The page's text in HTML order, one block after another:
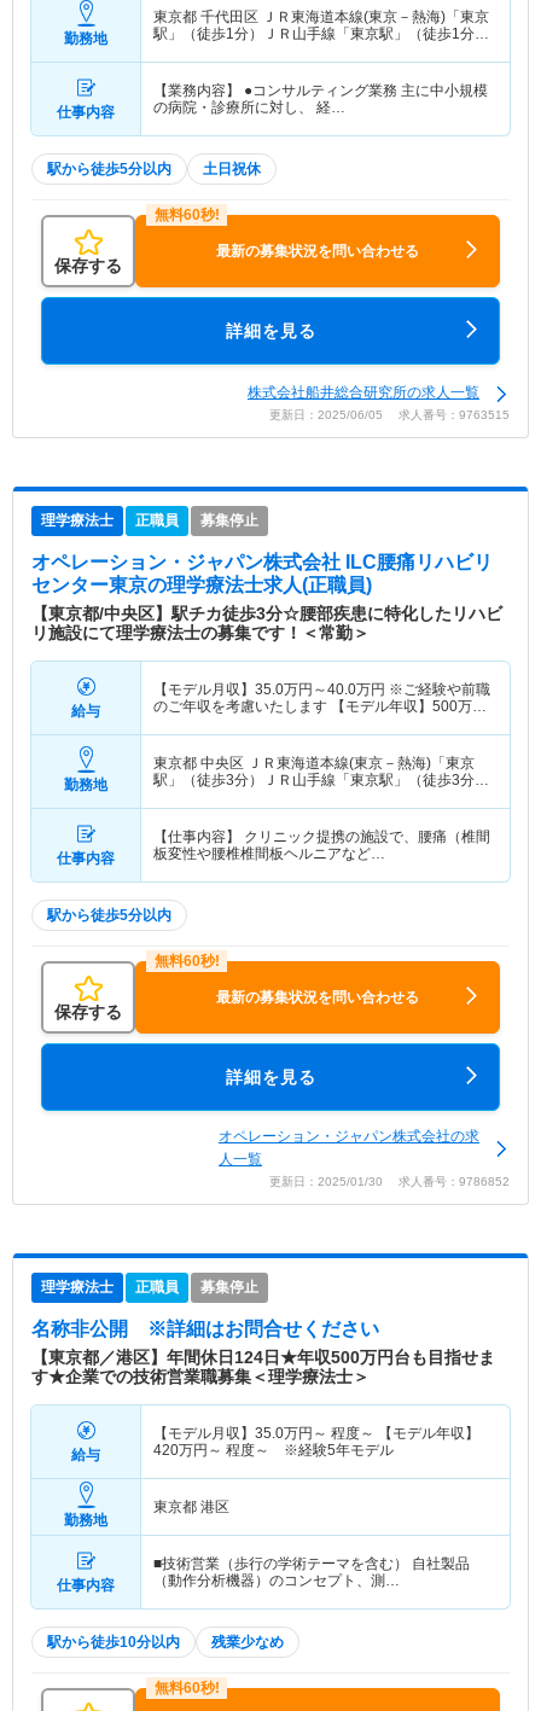
勤務地
東京都 千代田区 ＪＲ東海道本線(東京－熱海)「東京
駅」（徒歩1分）ＪＲ山手線「東京駅」（徒歩1分）
仕事内容
【業務内容】 ●コンサルティング業務 主に中小規模
の病院・診療所に対し、 経…
駅から徒歩5分以内 土日祝休
保存する
最新の募集状況を問い合わせる
詳細を見る
株式会社船井総合研究所の求人一覧
更新日：2025/06/05 求人番号：9763515
理学療法士 正職員 募集停止
オペレーション・ジャパン株式会社 ILC腰痛リハビリ
センター東京の理学療法士求人(正職員)
【東京都/中央区】駅チカ徒歩3分☆腰部疾患に特化したリハビ
リ施設にて理学療法士の募集です！＜常勤＞
給与
【モデル月収】 35.0万円～40.0万円 ※ご経験や前職
のご年収を考慮いたします 【モデル年収】 500万円
勤務地
東京都 中央区 ＪＲ東海道本線(東京－熱海)「東京
駅」（徒歩3分）ＪＲ山手線「東京駅」（徒歩3分）
仕事内容
【仕事内容】 クリニック提携の施設で、腰痛（椎間
板変性や腰椎椎間板ヘルニアなど…
駅から徒歩5分以内
保存する
最新の募集状況を問い合わせる
詳細を見る
オペレーション・ジャパン株式会社の求
人一覧
更新日：2025/01/30 求人番号：9786852
理学療法士 正職員 募集停止
名称非公開 ※詳細はお問合せください
【東京都／港区】年間休日124日★年収500万円台も目指せま
す★企業での技術営業職募集＜理学療法士＞
給与
【モデル月収】 35.0万円～ 程度～ 【モデル年収】
420万円～ 程度～ ※経験5年モデル
勤務地
東京都 港区
仕事内容
■技術営業（歩行の学術テーマを含む） 自社製品
（動作分析機器）のコンセプト、測…
駅から徒歩10分以内 残業少なめ